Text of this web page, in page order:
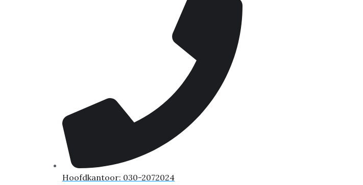
Hoofdkantoor: 030-2072024